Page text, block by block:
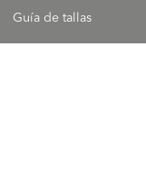
Guía de tallas